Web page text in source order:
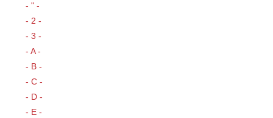
- " -
- 2 -
- 3 -
- A -
- B -
- C -
- D -
- E -